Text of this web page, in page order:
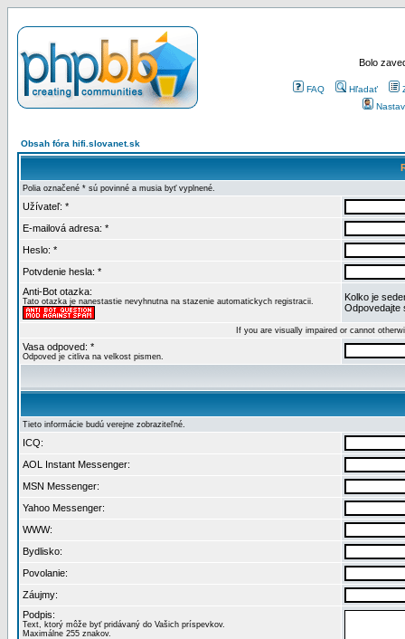
Bolo
FAQ Hľadať
Obsah fóra hifi.slovanet.sk
Polia označené * sú povinné a musia byť vyplnené.
Užívateľ: *
E-mailová adresa: *
Heslo: *
Potvdenie hesla: *
Anti-Bot otazka:
Tato otazka je nanestastie nevyhnutna na stazenie automatickych registracii.
Kolko je
Odpovedajte
If you are visually impaired or cannot
Vasa odpoved: *
Odpoved je citliva na velkost pismen.
Tieto informácie budú verejne zobraziteľné.
ICQ:
AOL Instant Messenger:
MSN Messenger:
Yahoo Messenger:
WWW:
Bydlisko:
Povolanie:
Záujmy:
Podpis:
Text, ktorý môže byť pridávaný do Vašich príspevkov.
Maximálne 255 znakov.